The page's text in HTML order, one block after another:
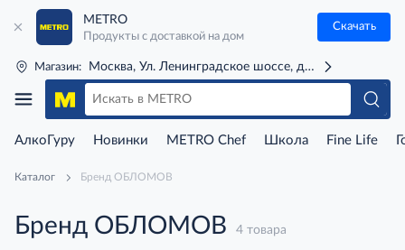
METRO
Продукты с доставкой на дом
Скачать
Магазин: Москва, Ул. Ленинградское шоссе, д. 71Г (м. Речной
АлкоГуру Новинки METRO Chef Школа Fine Life
Каталог Бренд ОБЛОМОВ
Бренд ОБЛОМОВ 4 товара